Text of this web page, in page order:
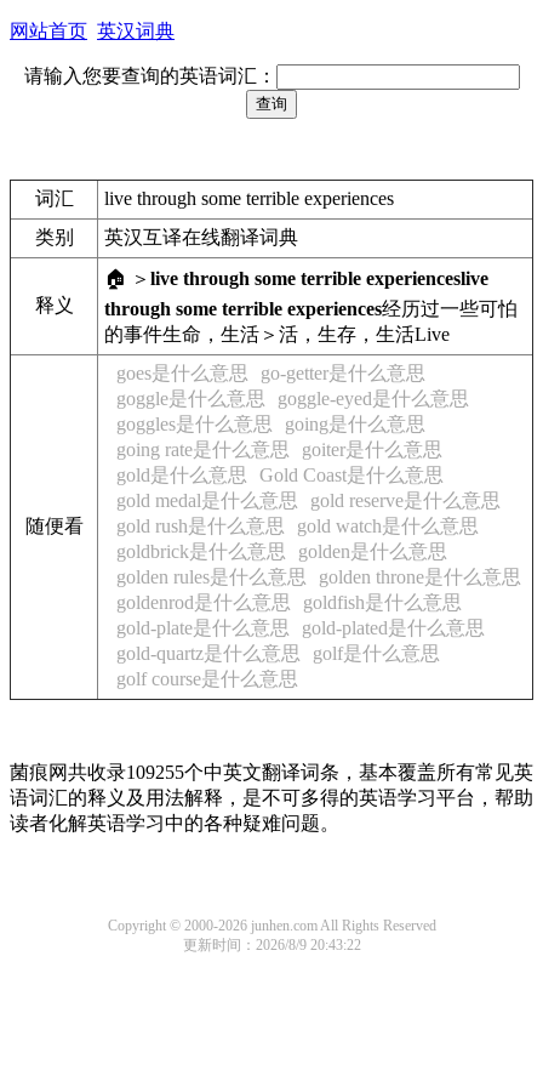
网站首页 英汉词典
请输入您要查询的英语词汇：
词汇
live through some terrible experiences
类别
英汉互译在线翻译词典
释义
🏠 ＞ live through some terrible experienceslive
through some terrible experiences经历过一些可怕
的事件生命，生活＞活，生存，生活Live
随便看
goes是什么意思
go-getter是什么意思
goggle是什么意思
goggle-eyed是什么意思
goggles是什么意思
going是什么意思
going rate是什么意思
goiter是什么意思
gold是什么意思
Gold Coast是什么意思
gold medal是什么意思
gold reserve是什么意思
gold rush是什么意思
gold watch是什么意思
goldbrick是什么意思
golden是什么意思
golden rules是什么意思
golden throne是什么意思
goldenrod是什么意思
goldfish是什么意思
gold-plate是什么意思
gold-plated是什么意思
gold-quartz是什么意思
golf是什么意思
golf course是什么意思
菌痕网共收录109255个中英文翻译词条，基本覆盖所有常见英
语词汇的释义及用法解释，是不可多得的英语学习平台，帮助
读者化解英语学习中的各种疑难问题。
Copyright © 2000-2026 junhen.com All Rights Reserved
更新时间：2026/8/9 20:43:22